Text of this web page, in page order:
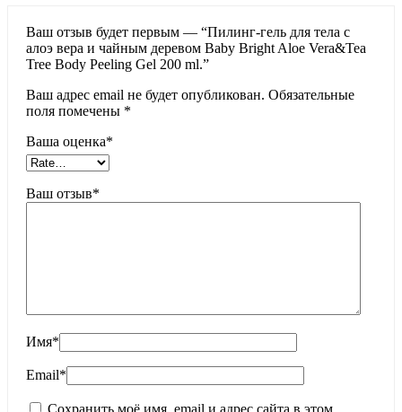
Ваш отзыв будет первым — “Пилинг-гель для тела с
алоэ вера и чайным деревом Baby Bright Aloe Vera&Tea
Tree Body Peeling Gel 200 ml.”
Ваш адрес email не будет опубликован. Обязательные
поля помечены *
Ваша оценка*
Ваш отзыв*
Имя*
Email*